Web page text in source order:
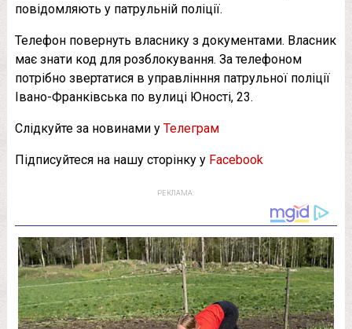
повідомляють у патрульній поліції.
Телефон повернуть власнику з документами. Власник
має знати код для розблокування. За телефоном
потрібно звертатися в управлінння патрульної поліції
Івано-Франківська по вулиці Юності, 23.
Слідкуйте за новинами у Телеграм
Підписуйтеся на нашу сторінку у Facebook
РЕКЛАМА: